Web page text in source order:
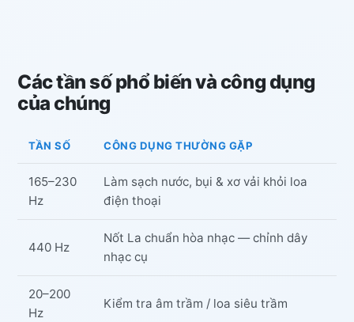
Các tần số phổ biến và công dụng
của chúng
TẦN SỐ CÔNG DỤNG THƯỜNG GẶP
165–230
Hz
Làm sạch nước, bụi & xơ vải khỏi loa
điện thoại
440 Hz
Nốt La chuẩn hòa nhạc — chỉnh dây
nhạc cụ
20–200
Hz
Kiểm tra âm trầm / loa siêu trầm